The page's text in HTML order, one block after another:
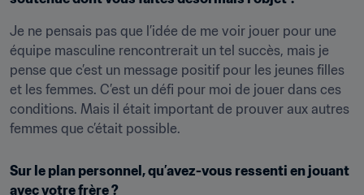
Je ne pensais pas que l’idée de me voir jouer pour une
équipe masculine rencontrerait un tel succès, mais je
pense que c’est un message positif pour les jeunes filles
et les femmes. C’est un défi pour moi de jouer dans ces
conditions. Mais il était important de prouver aux autres
femmes que c’était possible.
Sur le plan personnel, qu’avez-vous ressenti en jouant
avec votre frère ?